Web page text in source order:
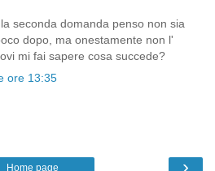
seconda domanda penso non sia
dopo, ma onestamente non l'
mi fai sapere cosa succede?
ore 13:35
Home page